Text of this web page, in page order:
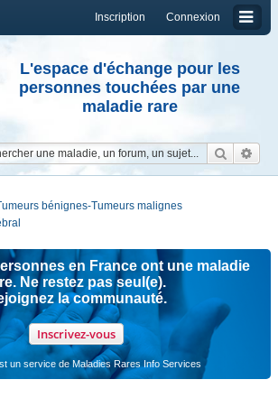
Connexion
Inscription
L'espace d'échange pour les
personnes touchées par une
maladie rare
bénignes-Tumeurs malignes
en France ont une maladie
Ne restez pas seul(e).
la communauté.
Inscrivez-vous
un service de Maladies Rares Info Services